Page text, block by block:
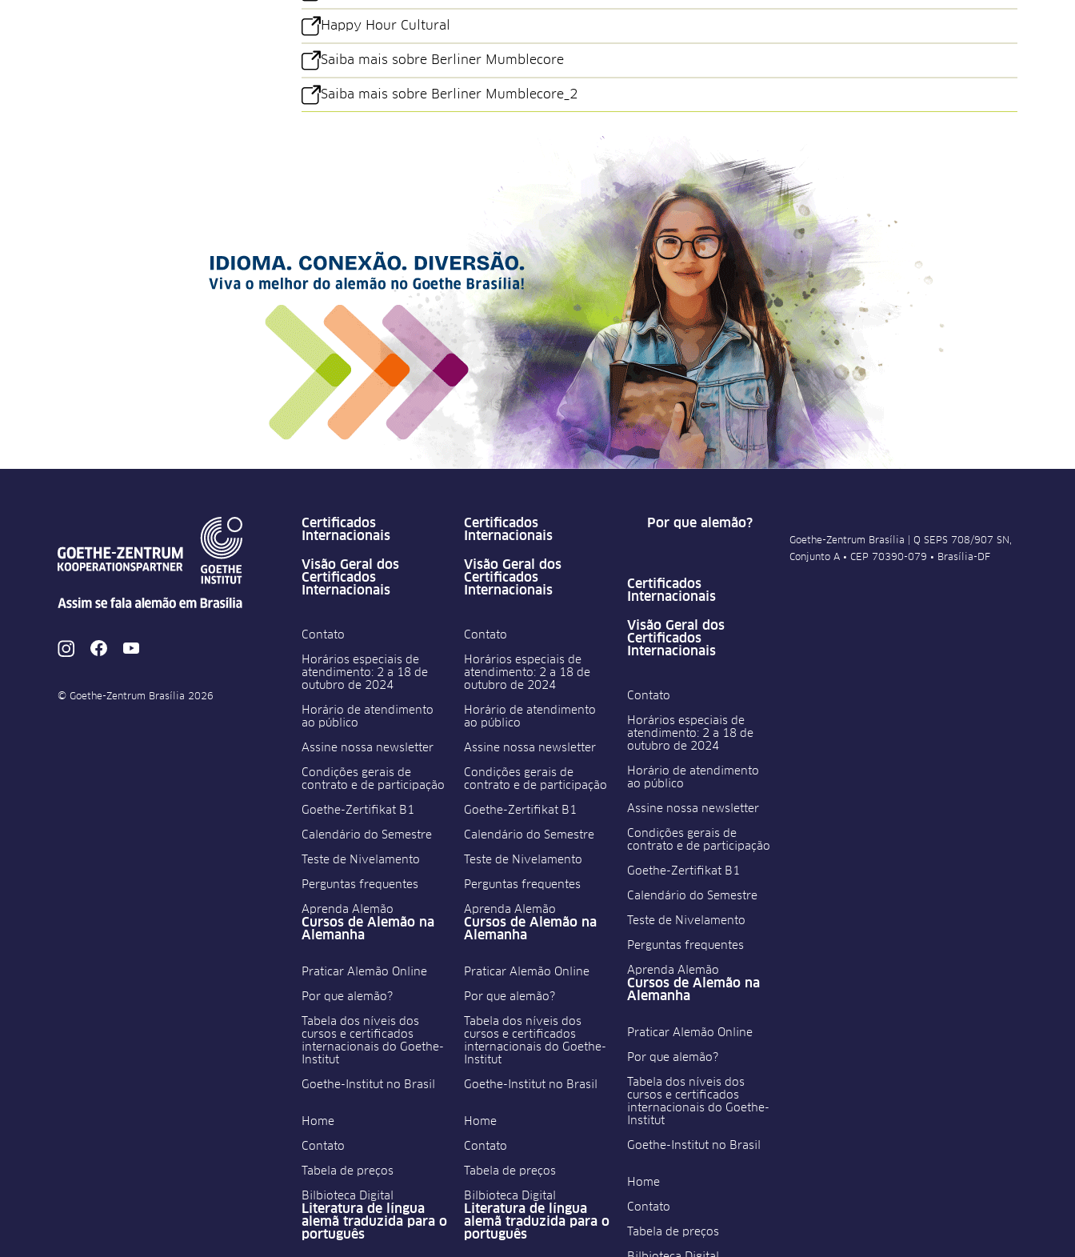
Happy Hour Cultural
Saiba mais sobre Berliner Mumblecore
Saiba mais sobre Berliner Mumblecore_2
© Goethe-Zentrum Brasília 2026
Certificados
Internacionais
Visão Geral dos
Certificados
Internacionais
Contato
Horários especiais de
atendimento: 2 a 18 de
outubro de 2024
Horário de atendimento
ao público
Assine nossa newsletter
Condições gerais de
contrato e de participação
Goethe-Zertifikat B1
Calendário do Semestre
Teste de Nivelamento
Perguntas frequentes
Aprenda Alemão
Cursos de Alemão na
Alemanha
Praticar Alemão Online
Por que alemão?
Tabela dos níveis dos
cursos e certificados
internacionais do Goethe-
Institut
Goethe-Institut no Brasil
Home
Contato
Tabela de preços
Bilbioteca Digital
Literatura de língua
alemã traduzida para o
português
Certificados
Internacionais
Visão Geral dos
Certificados
Internacionais
Contato
Horários especiais de
atendimento: 2 a 18 de
outubro de 2024
Horário de atendimento
ao público
Assine nossa newsletter
Condições gerais de
contrato e de participação
Goethe-Zertifikat B1
Calendário do Semestre
Teste de Nivelamento
Perguntas frequentes
Aprenda Alemão
Cursos de Alemão na
Alemanha
Praticar Alemão Online
Por que alemão?
Tabela dos níveis dos
cursos e certificados
internacionais do Goethe-
Institut
Goethe-Institut no Brasil
Home
Contato
Tabela de preços
Bilbioteca Digital
Literatura de língua
alemã traduzida para o
português
Por que alemão?
Certificados
Internacionais
Visão Geral dos
Certificados
Internacionais
Contato
Horários especiais de
atendimento: 2 a 18 de
outubro de 2024
Horário de atendimento
ao público
Assine nossa newsletter
Condições gerais de
contrato e de participação
Goethe-Zertifikat B1
Calendário do Semestre
Teste de Nivelamento
Perguntas frequentes
Aprenda Alemão
Cursos de Alemão na
Alemanha
Praticar Alemão Online
Por que alemão?
Tabela dos níveis dos
cursos e certificados
internacionais do Goethe-
Institut
Goethe-Institut no Brasil
Home
Contato
Tabela de preços
Goethe-Zentrum Brasília | Q SEPS 708/907 SN,
Conjunto A • CEP 70390-079 • Brasília-DF